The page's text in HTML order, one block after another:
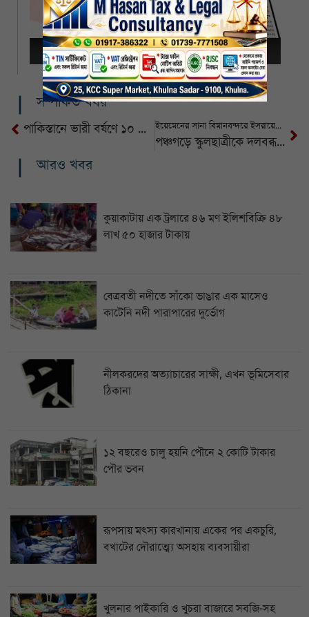
সম্পর্কিত খবর
পাকিস্তানে ভারী বর্ষণে ১০ জনের মৃত্যু, আহত অন্তত ৪৩ জন ইয়েমেনের সানা বিমানবন্দরে ইসরায়েলের ব্যাপক হামলা
পঞ্চগড়ে স্কুলছাত্রীকে দলবব্ধ ধর্ষণের দায়ে ৬ জনের যাবজ্জীবন
আরও খবর
কুয়াকাটায় এক ট্রলারে ৪৬ মণ ইলিশবিক্রি ৪৮
লাখ ৫০ হাজার টাকায়
বেত্রবতী নদীতে সাঁকো ভাঙার এক মাসেও
কাটেনি নদী পারাপারের দুর্ভোগ
নীলকরদের অত্যাচারের সাক্ষী, এখন ভূমিসেবার
ঠিকানা
১২ বছরেও চালু হয়নি পৌনে ২ কোটি টাকার
পৌর ভবন
রূপসায় মৎস্য কারখানায় একের পর একচুরি,
বখাটের দৌরাত্ম্যে অসহায় ব্যবসায়ীরা
খুলনার পাইকারি ও খুচরা বাজারে সবজি-সহ